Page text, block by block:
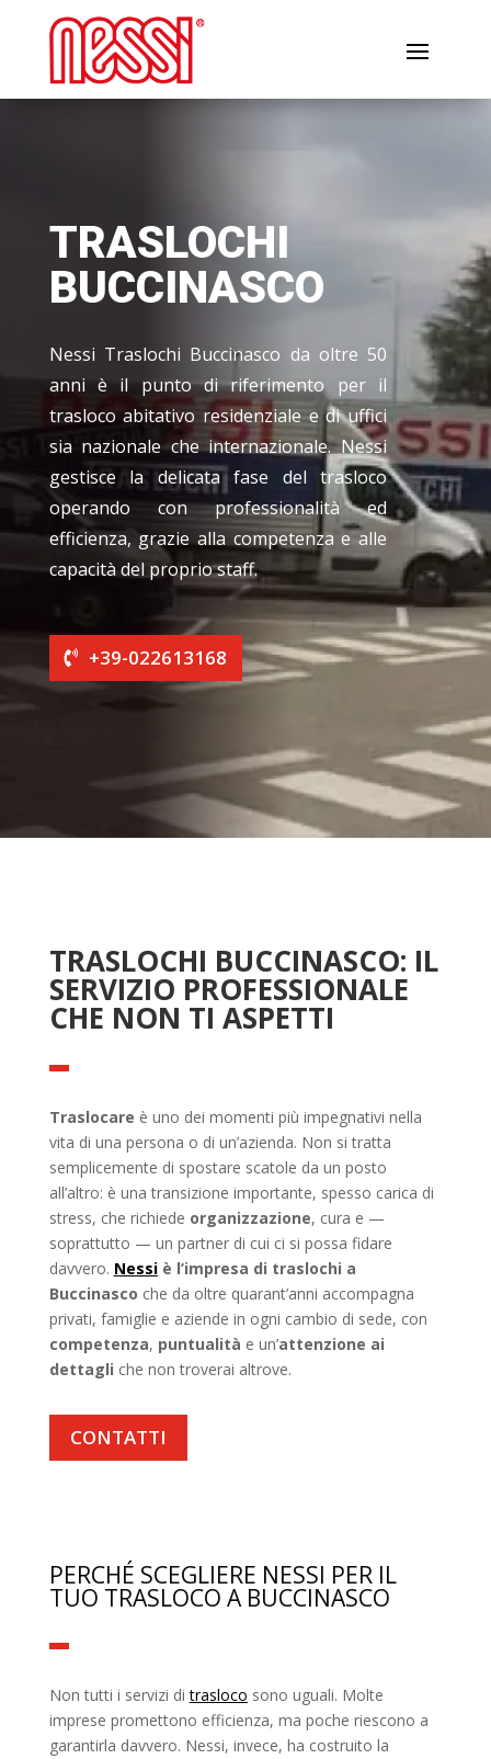
TRASLOCHI
BUCCINASCO
Nessi Traslochi Buccinasco da oltre 50
anni è il punto di riferimento per il
trasloco abitativo residenziale e di uffici
sia nazionale che internazionale. Nessi
gestisce la delicata fase del trasloco
operando con professionalità ed
efficienza, grazie alla competenza e alle
capacità del proprio staff.
+39-022613168
TRASLOCHI BUCCINASCO: IL
SERVIZIO PROFESSIONALE
CHE NON TI ASPETTI
Traslocare è uno dei momenti più impegnativi nella
vita di una persona o di un’azienda. Non si tratta
semplicemente di spostare scatole da un posto
all’altro: è una transizione importante, spesso carica di
stress, che richiede organizzazione, cura e —
soprattutto — un partner di cui ci si possa fidare
davvero. Nessiè l’impresa di traslochi a
Buccinasco che da oltre quarant’anni accompagna
privati, famiglie e aziende in ogni cambio di sede, con
competenza, puntualità e un’attenzione ai
dettagli che non troverai altrove.
CONTATTI
PERCHÉ SCEGLIERE NESSI PER IL
TUO TRASLOCO A BUCCINASCO
Non tutti i servizi ditrasloco sono uguali. Molte
imprese promettono efficienza, ma poche riescono a
garantirla davvero. Nessi, invece, ha costruito la